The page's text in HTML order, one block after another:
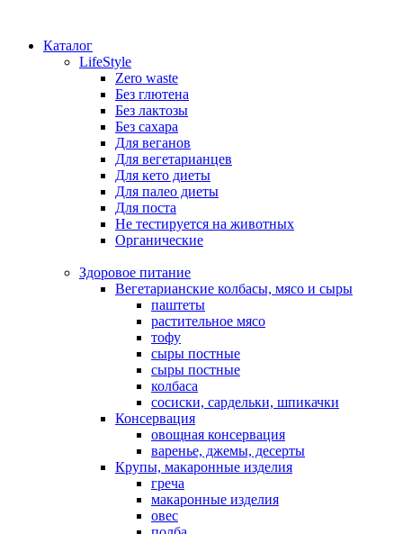
Каталог
LifeStyle
Zero waste
Без глютена
Без лактозы
Без сахара
Для веганов
Для вегетарианцев
Для кето диеты
Для палео диеты
Для поста
Не тестируется на животных
Органические
Здоровое питание
Вегетарианские колбасы, мясо и сыры
паштеты
растительное мясо
тофу
сыры постные
сыры постные
колбаса
сосиски, сардельки, шпикачки
Консервация
овощная консервация
варенье, джемы, десерты
Крупы, макаронные изделия
греча
макаронные изделия
овес